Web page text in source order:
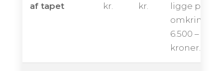
af tapet
kr.
kr.
ligge på
omkring
6.500 –
kroner.